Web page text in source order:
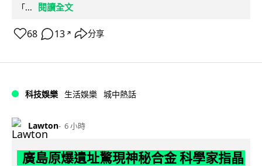
「...
閱讀全文
68 13 ↗ 分享
科技娛樂 生活娛樂 城中熱話
Lawton 6 小時
廣島原爆遺址驚現神秘合金 科學家指晶